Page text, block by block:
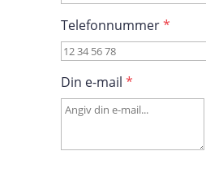
Telefonnummer*
Din e-mail *